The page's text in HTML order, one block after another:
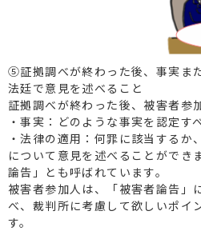
⑤証拠調べが終わった後、事実ま
法廷で意見を述べること
証拠調べが終わった後、被害者参
・事実：どのような事実を認定す
・法律の適用：何罪に該当するか
について意見を述べることができ
論告」とも呼ばれています。
被害者参加人は、「被害者論告」
べ、裁判所に考慮して欲しいポイ
す。